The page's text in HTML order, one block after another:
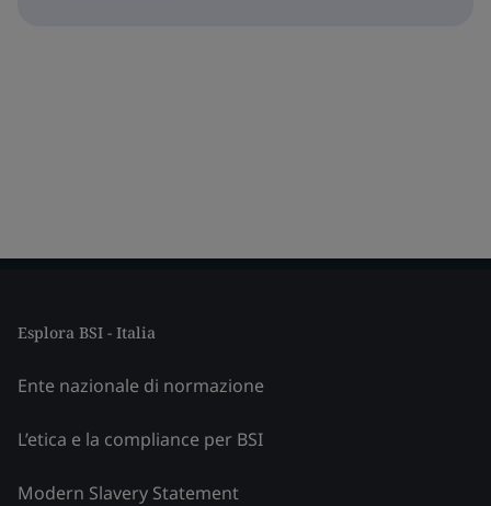
Esplora BSI - Italia
Ente nazionale di normazione
L’etica e la compliance per BSI
Modern Slavery Statement